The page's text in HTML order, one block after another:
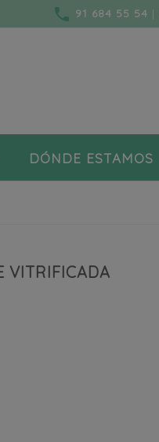
phone 91 684 55 54 |
DÓNDE ESTAMOS
VITRIFICADA